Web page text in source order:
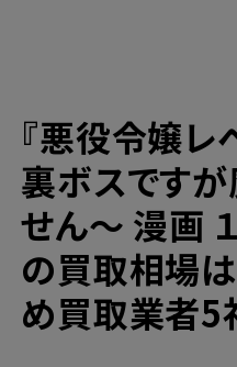
『悪役令嬢
裏ボスです
せん～ 漫画
の買取相場
め買取業者5